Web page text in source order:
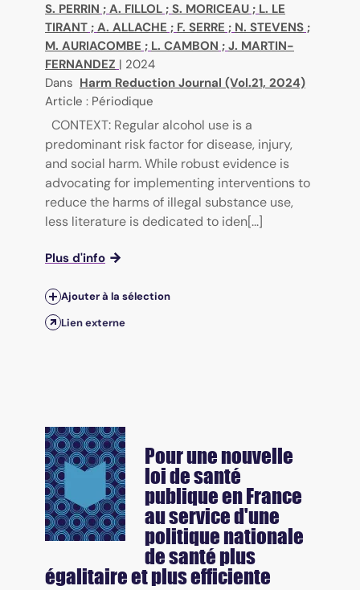
S. PERRIN ; A. FILLOL ; S. MORICEAU ; L. LE
TIRANT ; A. ALLACHE ; F. SERRE ; N. STEVENS ;
M. AURIACOMBE ; L. CAMBON ; J. MARTIN-
FERNANDEZ | 2024
Dans Harm Reduction Journal (Vol.21, 2024)
Article : Périodique
CONTEXT: Regular alcohol use is a
predominant risk factor for disease, injury,
and social harm. While robust evidence is
advocating for implementing interventions to
reduce the harms of illegal substance use,
less literature is dedicated to iden[...]
Plus d'info
Ajouter à la sélection
Lien externe
Pour une nouvelle
loi de santé
publique en France
au service d'une
politique nationale
de santé plus
égalitaire et plus efficiente